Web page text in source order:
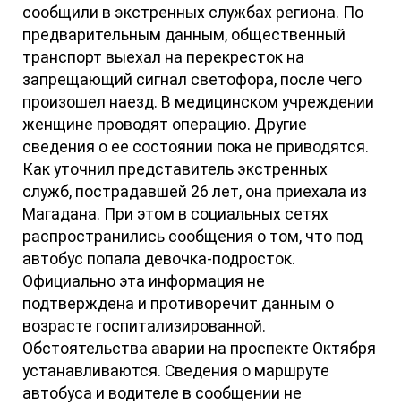
сообщили в экстренных службах региона. По
предварительным данным, общественный
транспорт выехал на перекресток на
запрещающий сигнал светофора, после чего
произошел наезд. В медицинском учреждении
женщине проводят операцию. Другие
сведения о ее состоянии пока не приводятся.
Как уточнил представитель экстренных
служб, пострадавшей 26 лет, она приехала из
Магадана. При этом в социальных сетях
распространились сообщения о том, что под
автобус попала девочка-подросток.
Официально эта информация не
подтверждена и противоречит данным о
возрасте госпитализированной.
Обстоятельства аварии на проспекте Октября
устанавливаются. Сведения о маршруте
автобуса и водителе в сообщении не